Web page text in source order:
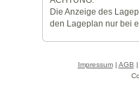
Die Anzeige des
den Lageplan nur bei
Impressum| AGB |